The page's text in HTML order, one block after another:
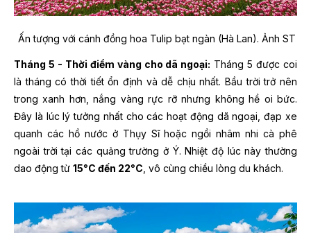
Ấn tượng với cánh đồng hoa Tulip bạt ngàn (Hà Lan). Ảnh ST
Tháng 5 - Thời điểm vàng cho dã ngoại: Tháng 5 được coi
là tháng có thời tiết ổn định và dễ chịu nhất. Bầu trời trở nên
trong xanh hơn, nắng vàng rực rỡ nhưng không hề oi bức.
Đây là lúc lý tưởng nhất cho các hoạt động dã ngoại, đạp xe
quanh các hồ nước ở Thụy Sĩ hoặc ngồi nhâm nhi cà phê
ngoài trời tại các quảng trường ở Ý. Nhiệt độ lúc này thường
dao động từ 15°C đến 22°C , vô cùng chiều lòng du khách.